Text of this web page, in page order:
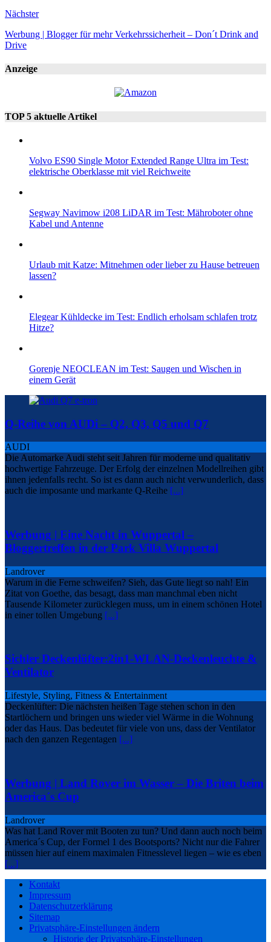
Nächster
Werbung | Blogger für mehr Verkehrssicherheit – Don´t Drink and
Drive
Anzeige
TOP 5 aktuelle Artikel
Volvo ES90 Single Motor Extended Range Ultra im Test:
elektrische Oberklasse mit viel Reichweite
Segway Navimow i208 LiDAR im Test: Mähroboter ohne
Kabel und Antenne
Urlaub mit Katze: Mitnehmen oder lieber zu Hause betreuen
lassen?
Elegear Kühldecke im Test: Endlich erholsam schlafen trotz
Hitze?
Gorenje NEOCLEAN im Test: Saugen und Wischen in
einem Gerät
Q-Reihe von AUDi – Q2, Q3, Q5 und Q7
AUDI
Die Automarke Audi steht seit Jahren für moderne und qualitativ
hochwertige Fahrzeuge. Der Erfolg der einzelnen Modellreihen gibt
ihnen jedenfalls recht. So ist es dann auch nicht verwunderlich, dass
auch die imposante und markante Q-Reihe [...]
Werbung | Eine Nacht in Wuppertal –
Bloggertreffen in der Park Villa Wuppertal
Landrover
Warum in die Ferne schweifen? Sieh, das Gute liegt so nah! Ein
Zitat von Goethe, das besagt, dass man manchmal eben nicht
Tausende Kilometer zurücklegen muss, um in einem schönen Hotel
in einer tollen Umgebung [...]
Sichler Deckenlüfter:2in1-WLAN-Deckenleuchte &
Ventilator
Lifestyle, Styling, Fitness & Entertainment
Deckenlüfter: Die nächsten heißen Tage stehen schon in den
Startlöchern und bringen uns wieder viel Wärme in die Wohnung
oder das Haus. Das bedeutet für viele von uns, dass der Ventilator
nach den ganzen Regentagen [...]
Werbung | Land Rover im Wasser – Die Briten beim
America´s Cup
Landrover
Was hat Land Rover mit Booten zu tun? Und dann auch noch beim
America´s Cup, der Formel 1 des Bootsports? Nicht nur die Fahrer
müssen hier auf einem maximalen Fitnesslevel liegen – wie es eben
[...]
Kontakt
Impressum
Datenschutzerklärung
Sitemap
Privatsphäre-Einstellungen ändern
Historie der Privatsphäre-Einstellungen